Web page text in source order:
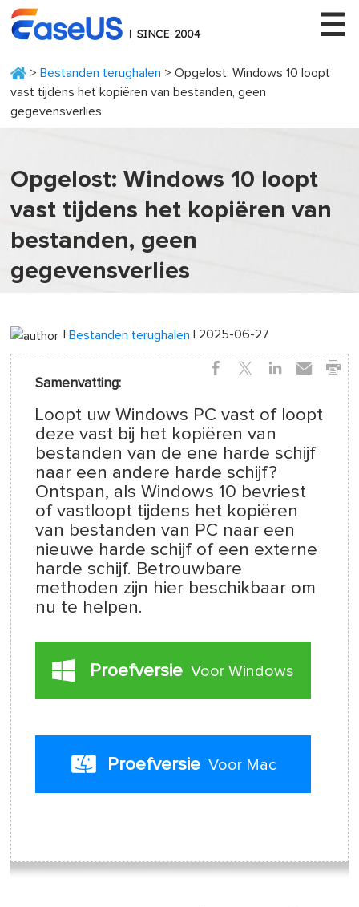
EaseUS
> Bestanden terughalen > Opgelost: Windows 10 loopt
vast tijdens het kopiëren van bestanden, geen
gegevensverlies
Opgelost: Windows 10 loopt
vast tijdens het kopiëren van
bestanden, geen
gegevensverlies
|Bestanden terughalen | 2025-06-27
Samenvatting:
Loopt uw Windows PC vast of loopt
deze vast bij het kopiëren van
bestanden van de ene harde schijf
naar een andere harde schijf?
Ontspan, als Windows 10 bevriest
of vastloopt tijdens het kopiëren
van bestanden van PC naar een
nieuwe harde schijf of een externe
harde schijf. Betrouwbare
methoden zijn hier beschikbaar om
nu te helpen.
Proefversie Voor Windows
Proefversie Voor Mac